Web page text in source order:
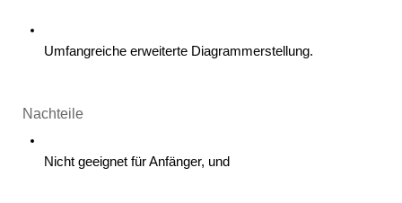
Umfangreiche erweiterte Diagrammerstellung.
Nachteile
Nicht geeignet für Anfänger, und